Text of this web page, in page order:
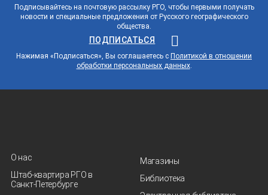
Подписывайтесь на почтовую рассылку РГО, чтобы первыми получать
новости и специальные предложения от Русского географического
общества.
ПОДПИСАТЬСЯ
Нажимая «Подписаться», Вы соглашаетесь с Политикой в отношении
обработки персональных данных.
О нас
Штаб-квартира РГО в
Санкт‑Петербурге
Магазины
Библиотека